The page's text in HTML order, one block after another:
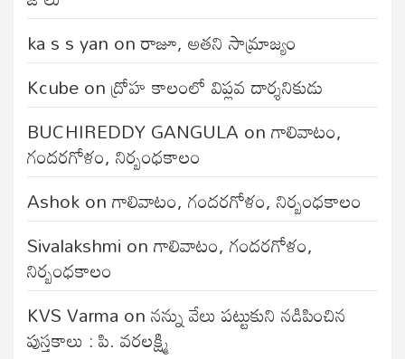
ka s s yan onరాజూ, అతని సామ్రాజ్యం
Kcubeonద్రోహ కాలంలో విప్లవ దార్శనికుడు
BUCHIREDDY GANGULA onగాలివాటం,
గందరగోళం, నిర్బంధకాలం
Ashokonగాలివాటం, గందరగోళం, నిర్బంధకాలం
Sivalakshmi onగాలివాటం, గందరగోళం,
నిర్బంధకాలం
KVS Varma onనన్ను వేలు పట్టుకుని నడిపించిన
పుస్తకాలు : పి. వరలక్ష్మి